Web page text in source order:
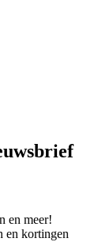
en meer!
en kortingen